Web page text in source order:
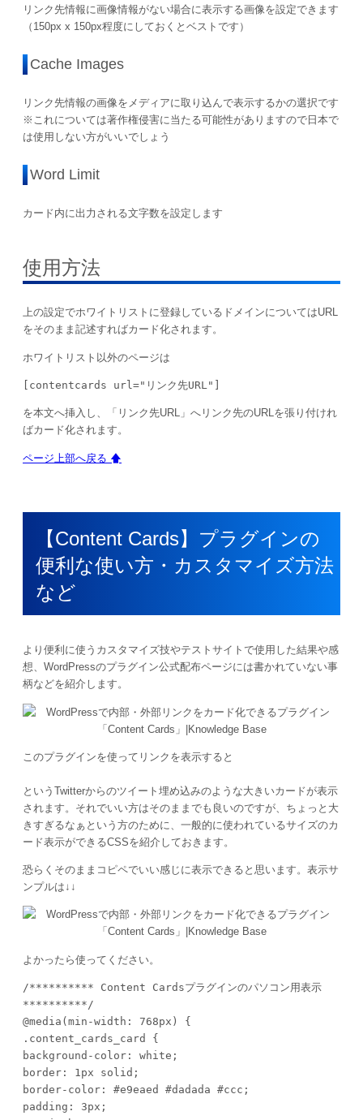
リンク先情報に画像情報がない場合に表示する画像を設定できます
（150px x 150px程度にしておくとベストです）
Cache Images
リンク先情報の画像をメディアに取り込んで表示するかの選択です
※これについては著作権侵害に当たる可能性がありますので日本で
は使用しない方がいいでしょう
Word Limit
カード内に出力される文字数を設定します
使用方法
上の設定でホワイトリストに登録しているドメインについてはURL
をそのまま記述すればカード化されます。
ホワイトリスト以外のページは
[contentcards url="リンク先URL"]
を本文へ挿入し、「リンク先URL」へリンク先のURLを張り付けれ
ばカード化されます。
ページ上部へ戻る 🡅
【Content Cards】プラグインの
便利な使い方・カスタマイズ方法
など
より便利に使うカスタマイズ技やテストサイトで使用した結果や感
想、WordPressのプラグイン公式配布ページには書かれていない事
柄などを紹介します。
このプラグインを使ってリンクを表示すると
というTwitterからのツイート埋め込みのような大きいカードが表示
されます。それでいい方はそのままでも良いのですが、ちょっと大
きすぎるなぁという方のために、一般的に使われているサイズのカ
ード表示ができるCSSを紹介しておきます。
恐らくそのままコピペでいい感じに表示できると思います。表示サ
ンプルは↓↓
よかったら使ってください。
/********** Content Cardsプラグインのパソコン用表示
**********/
@media(min-width: 768px) {
.content_cards_card {
background-color: white;
border: 1px solid;
border-color: #e9eaed #dadada #ccc;
padding: 3px;